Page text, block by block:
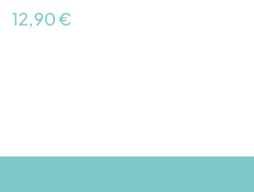
12,90 €